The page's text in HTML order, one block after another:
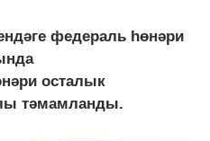
федераль һөнәри
осталык
тәмамланды.